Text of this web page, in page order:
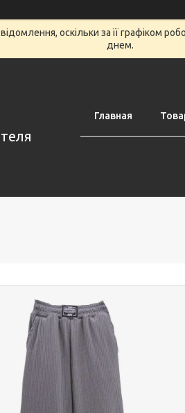
оскільки за її графіком
днем.
Главная